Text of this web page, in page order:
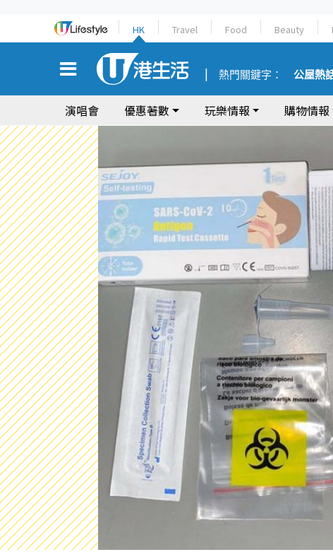
HK Travel Food Beauty
熱門關鍵字： 公屋熱
演唱會 優惠著數 玩樂情報 購物情報